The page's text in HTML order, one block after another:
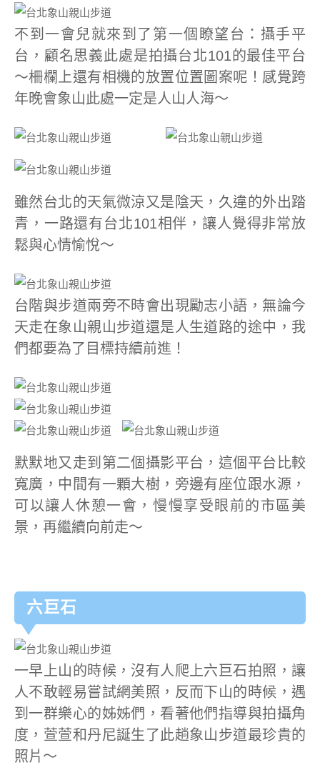
不到一會兒就來到了第一個瞭望台：攝手平
台，顧名思義此處是拍攝台北101的最佳平台
～柵欄上還有相機的放置位置圖案呢！感覺跨
年晚會象山此處一定是人山人海～
雖然台北的天氣微涼又是陰天，久違的外出踏
青，一路還有台北101相伴，讓人覺得非常放
鬆與心情愉悅～
台階與步道兩旁不時會出現勵志小語，無論今
天走在象山親山步道還是人生道路的途中，我
們都要為了目標持續前進！
默默地又走到第二個攝影平台，這個平台比較
寬廣，中間有一顆大樹，旁邊有座位跟水源，
可以讓人休憩一會，慢慢享受眼前的市區美
景，再繼續向前走～
六巨石
一早上山的時候，沒有人爬上六巨石拍照，讓
人不敢輕易嘗試網美照，反而下山的時候，遇
到一群樂心的姊姊們，看著他們指導與拍攝角
度，萱萱和丹尼誕生了此趟象山步道最珍貴的
照片～